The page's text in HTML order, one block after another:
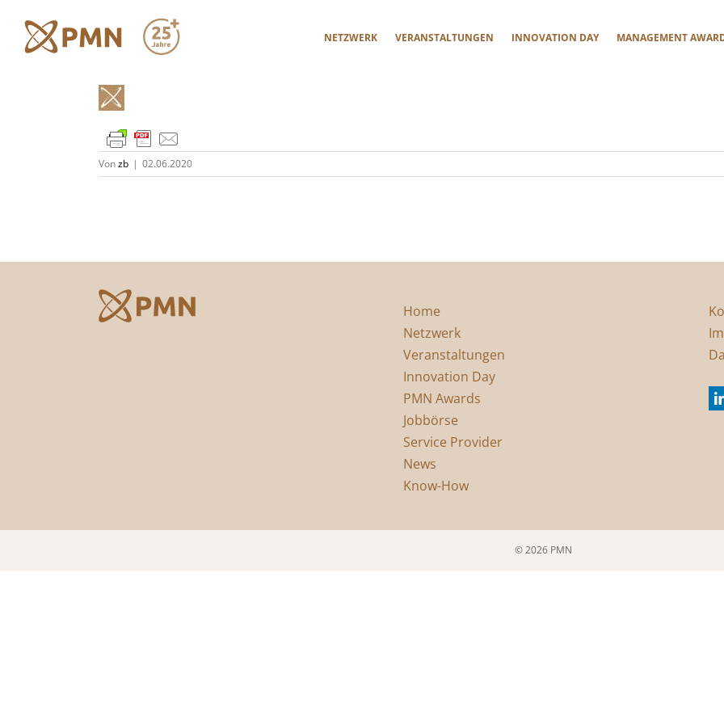
Inhalt
springen
NETZWERK VERANSTALTUNGEN INNOVATION DAY MANAGEMENT
Vonzb | 02.06.2020
Home
Netzwerk
Veranstaltungen
Innovation Day
PMN Awards
Jobbörse
Service Provider
News
Know-How
© 2026 PMN